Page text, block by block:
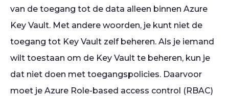
van de toegang tot de data alleen binnen Azure
Key Vault. Met andere woorden, je kunt niet de
toegang tot Key Vault zelf beheren. Als je iemand
wilt toestaan om de Key Vault te beheren, kun je
dat niet doen met toegangspolicies. Daarvoor
moet je Azure Role-based access control (RBAC)